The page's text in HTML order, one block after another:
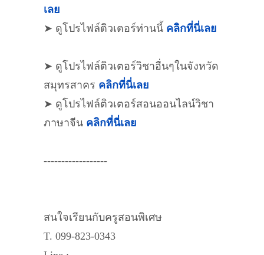
เลย
➤ ดูโปรไฟล์ติวเตอร์ท่านนี้ คลิกที่นี่เลย
➤ ดูโปรไฟล์ติวเตอร์วิชาอื่นๆในจังหวัด
สมุทรสาคร คลิกที่นี่เลย
➤ ดูโปรไฟล์ติวเตอร์สอนออนไลน์วิชา
ภาษาจีน คลิกที่นี่เลย
------------------
สนใจเรียนกับครูสอนพิเศษ
T. 099-823-0343